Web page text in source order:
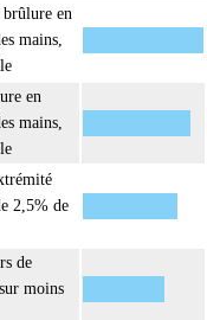
brûlure en
mains,
en
mains,
2,5% de
de
moins